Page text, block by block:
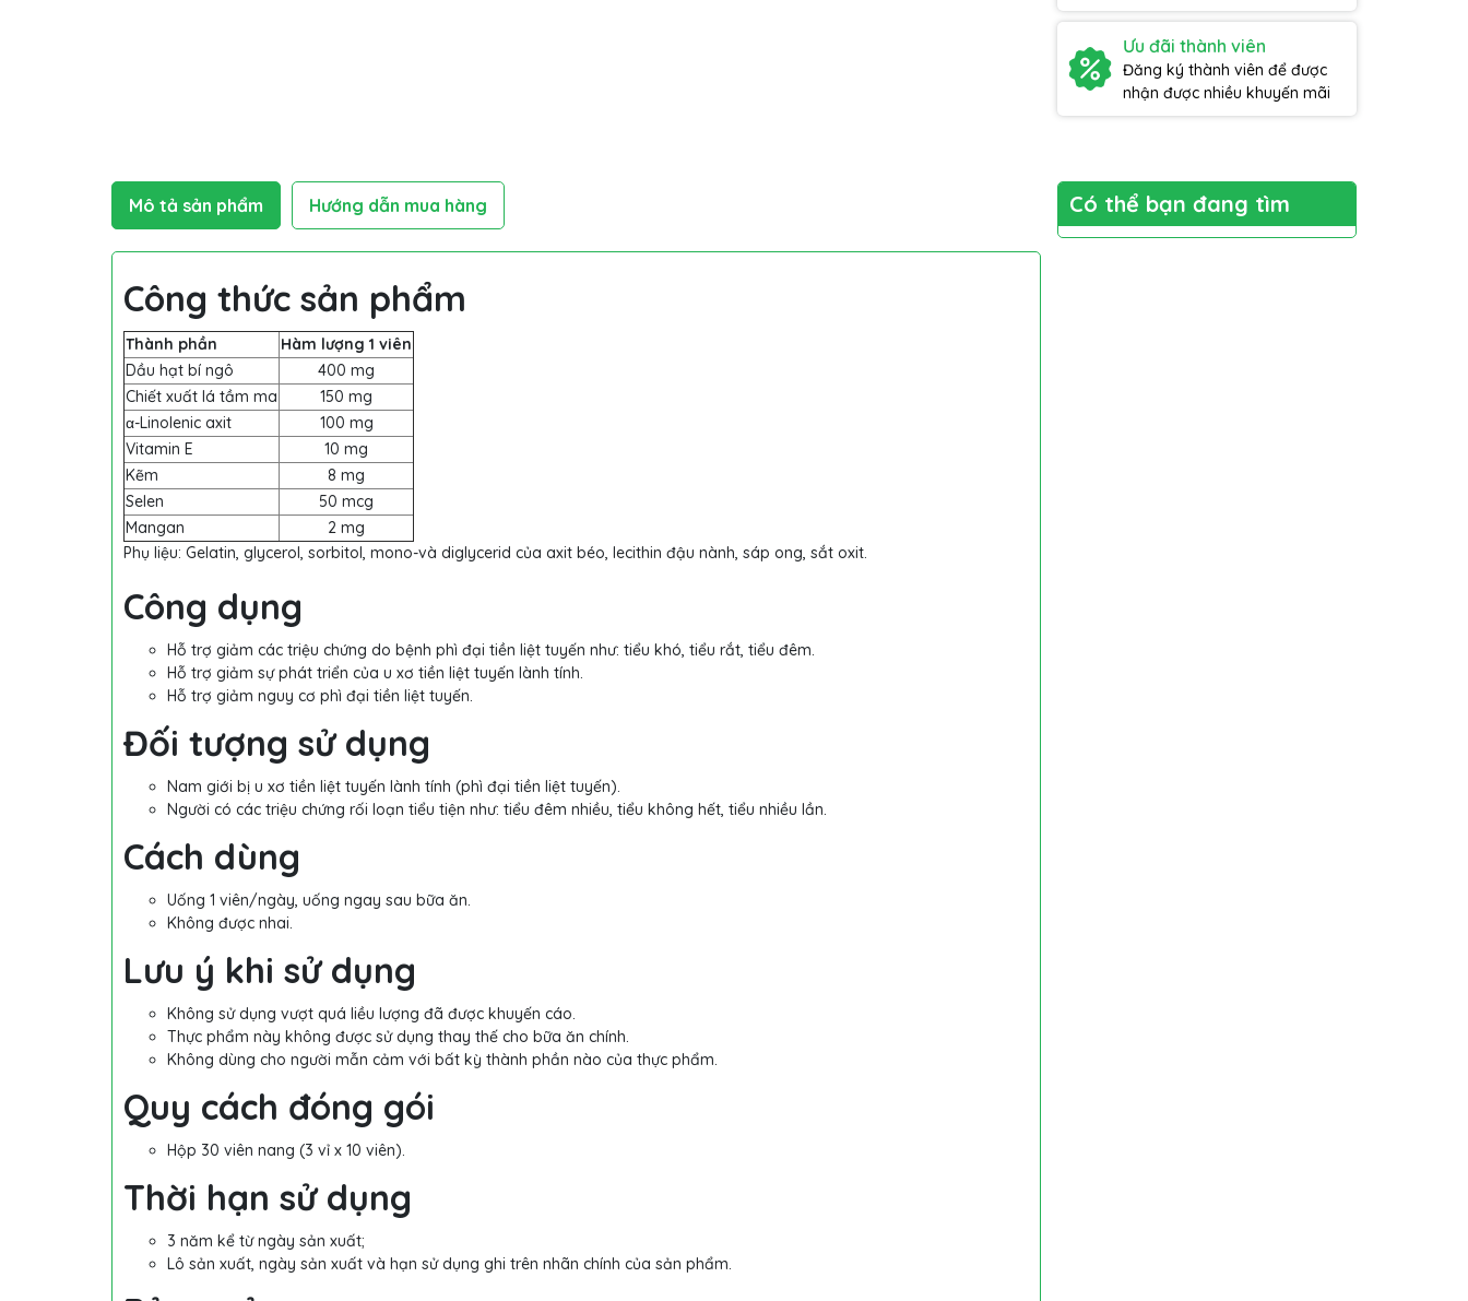
Ưu đãi thành viên
Đăng ký thành viên để được
nhận được nhiều khuyến mãi
Mô tả sản phẩm Hướng dẫn mua hàng
Công thức sản phẩm
Thành phần
Hàm lượng 1 viên
Dầu hạt bí ngô
400 mg
Chiết xuất lá tầm ma
150 mg
α-Linolenic axit
100 mg
Vitamin E
10 mg
Kẽm
8 mg
Selen
50 mcg
Mangan
2 mg
Phụ liệu: Gelatin, glycerol, sorbitol, mono-và diglycerid của axit béo, lecithin đậu nành, sáp ong, sắt oxit.
Công dụng
Hỗ trợ giảm các triệu chứng do bệnh phì đại tiền liệt tuyến như: tiểu khó, tiểu rắt, tiểu đêm.
Hỗ trợ giảm sự phát triển của u xơ tiền liệt tuyến lành tính.
Hỗ trợ giảm nguy cơ phì đại tiền liệt tuyến.
Đối tượng sử dụng
Nam giới bị u xơ tiền liệt tuyến lành tính (phì đại tiền liệt tuyến).
Người có các triệu chứng rối loạn tiểu tiện như: tiểu đêm nhiều, tiểu không hết, tiểu nhiều lần.
Cách dùng
Uống 1 viên/ngày, uống ngay sau bữa ăn.
Không được nhai.
Lưu ý khi sử dụng
Không sử dụng vượt quá liều lượng đã được khuyến cáo.
Thực phẩm này không được sử dụng thay thế cho bữa ăn chính.
Không dùng cho người mẫn cảm với bất kỳ thành phần nào của thực phẩm.
Quy cách đóng gói
Hộp 30 viên nang (3 vỉ x 10 viên).
Thời hạn sử dụng
3 năm kể từ ngày sản xuất;
Lô sản xuất, ngày sản xuất và hạn sử dụng ghi trên nhãn chính của sản phẩm.
Có thể bạn đang tìm